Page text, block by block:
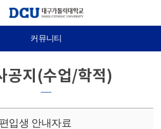
커뮤니티
공지(수업/학적)
입생 안내자료